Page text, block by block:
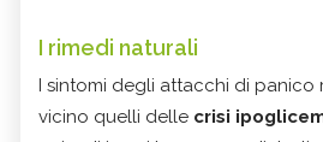
I rimedi naturali
I sintomi degli attacchi di
vicino quelli delle crisi